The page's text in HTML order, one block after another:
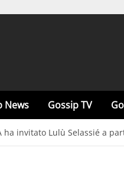
News Gossip TV
ha invitato Lulù Selassié a